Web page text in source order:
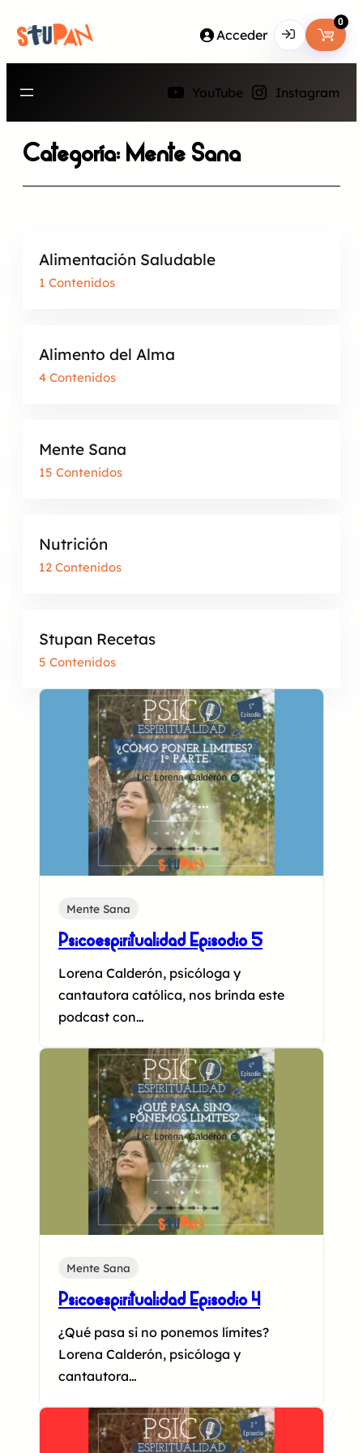
contenido
Acceder
Contraseña
INICIA SESIÓN
0
YouTube Instagram
Categoría:Mente Sana
Alimentación Saludable
1 Contenidos
Alimento del Alma
4 Contenidos
Mente Sana
15 Contenidos
Nutrición
12 Contenidos
Stupan Recetas
5 Contenidos
Mente Sana
Psicoespiritualidad Episodio 5
Lorena Calderón, psicóloga y
cantautora católica, nos brinda este
podcast con…
Mente Sana
Psicoespiritualidad Episodio 4
¿Qué pasa si no ponemos límites?
Lorena Calderón, psicóloga y
cantautora…